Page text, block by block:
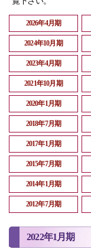
2026年4月期
2024年10月期
2023年4月期
2021年10月期
2020年1月期
2018年7月期
2017年1月期
2015年7月期
2014年1月期
2012年7月期
2022年1月期